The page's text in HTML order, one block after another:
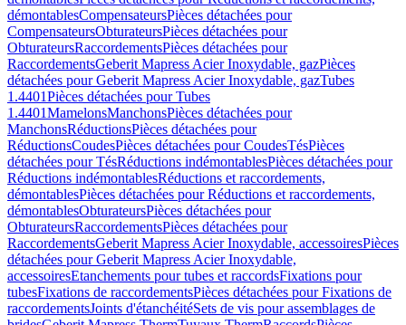
démontablesCompensateursPièces détachées pour
CompensateursObturateursPièces détachées pour
ObturateursRaccordementsPièces détachées pour
RaccordementsGeberit Mapress Acier Inoxydable, gazPièces
détachées pour Geberit Mapress Acier Inoxydable, gazTubes
1.4401Pièces détachées pour Tubes
1.4401MamelonsManchonsPièces détachées pour
ManchonsRéductionsPièces détachées pour
RéductionsCoudesPièces détachées pour CoudesTésPièces
détachées pour TésRéductions indémontablesPièces détachées pour
Réductions indémontablesRéductions et raccordements,
démontablesPièces détachées pour Réductions et raccordements,
démontablesObturateursPièces détachées pour
ObturateursRaccordementsPièces détachées pour
RaccordementsGeberit Mapress Acier Inoxydable, accessoiresPièces
détachées pour Geberit Mapress Acier Inoxydable,
accessoiresEtanchements pour tubes et raccordsFixations pour
tubesFixations de raccordementsPièces détachées pour Fixations de
raccordementsJoints d'étanchéitéSets de vis pour assemblages de